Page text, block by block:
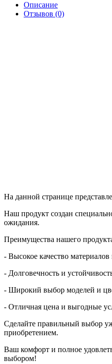
Описание
Отзывов (0)
На данной странице
Наш продукт создан
ожидания.
Преимущества нашего
- Высокое качество материалов
- Долговечность и
- Широкий выбор моделей и
- Отличная цена и выгодные
Сделайте правильный выбор
приобретением.
Ваш комфорт и полное
выбором!